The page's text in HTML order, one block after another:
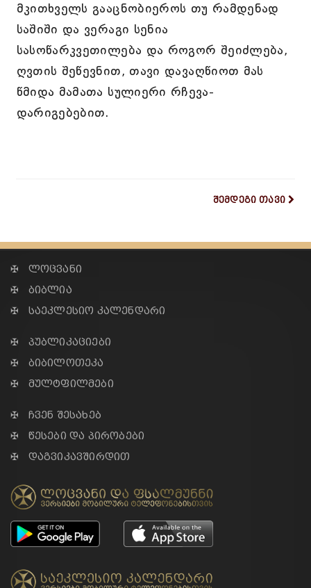
მკითხველს გააცნობიეროს თუ რამდენად
საშიში და ვერაგი სენია
სასოწარკვეთილება და როგორ შეიძლება,
ღვთის შეწევნით, თავი დავაღწიოთ მას
წმიდა მამათა სულიერი რჩევა-
დარიგებებით.
შემდეგი თავი
✠ ლოცვანი
✠ ბიბლია
✠ საეკლესიო კალენდარი
✠ პუბლიკაციები
✠ ბიბილოთეკა
✠ მულტფილმები
✠ ჩვენ შესახებ
✠ წესები და პირობები
✠ დაგვიკავშირდით